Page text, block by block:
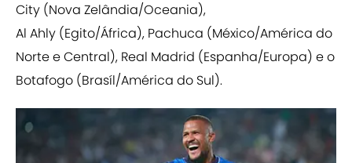
City (Nova Zelândia/Oceania),
Al Ahly (Egito/África), Pachuca (México/América do
Norte e Central), Real Madrid (Espanha/Europa) e o
Botafogo (Brasíl/América do Sul).